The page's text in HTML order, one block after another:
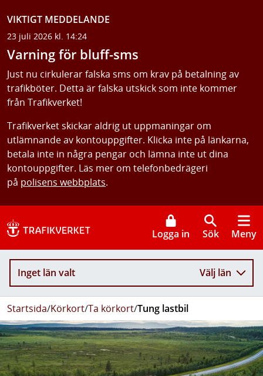
VIKTIGT MEDDELANDE
23 juli 2026 kl. 14:24
Varning för bluff-sms
Just nu cirkulerar falska sms om krav på betalning av
trafikböter. Detta är falska utskick som inte kommer
från Trafikverket!
Trafikverket skickar aldrig ut uppmaningar om
utlämnande av kontouppgifter. Klicka inte på länkarna,
betala inte in några pengar och lämna inte ut dina
kontouppgifter. Läs mer om telefonbedrägeri
på polisens webbplats.
Logga in Sök Meny
Inget län valt Välj län
Startsida/Körkort/Ta körkort/Tung lastbil